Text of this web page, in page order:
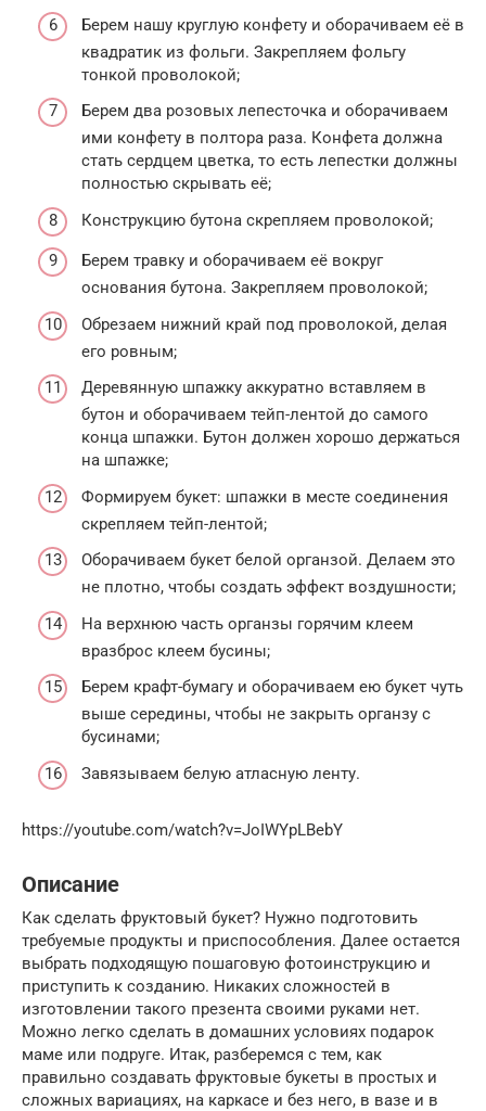
Берем нашу круглую конфету и оборачиваем её в
квадратик из фольги. Закрепляем фольгу
тонкой проволокой;
Берем два розовых лепесточка и оборачиваем
ими конфету в полтора раза. Конфета должна
стать сердцем цветка, то есть лепестки должны
полностью скрывать её;
Конструкцию бутона скрепляем проволокой;
Берем травку и оборачиваем её вокруг
основания бутона. Закрепляем проволокой;
Обрезаем нижний край под проволокой, делая
его ровным;
Деревянную шпажку аккуратно вставляем в
бутон и оборачиваем тейп-лентой до самого
конца шпажки. Бутон должен хорошо держаться
на шпажке;
Формируем букет: шпажки в месте соединения
скрепляем тейп-лентой;
Оборачиваем букет белой органзой. Делаем это
не плотно, чтобы создать эффект воздушности;
На верхнюю часть органзы горячим клеем
вразброс клеем бусины;
Берем крафт-бумагу и оборачиваем ею букет чуть
выше середины, чтобы не закрыть органзу с
бусинами;
Завязываем белую атласную ленту.
https://youtube.com/watch?v=JoIWYpLBebY
Описание
Как сделать фруктовый букет? Нужно подготовить
требуемые продукты и приспособления. Далее остается
выбрать подходящую пошаговую фотоинструкцию и
приступить к созданию. Никаких сложностей в
изготовлении такого презента своими руками нет.
Можно легко сделать в домашних условиях подарок
маме или подруге. Итак, разберемся с тем, как
правильно создавать фруктовые букеты в простых и
сложных вариациях, на каркасе и без него, в вазе и в